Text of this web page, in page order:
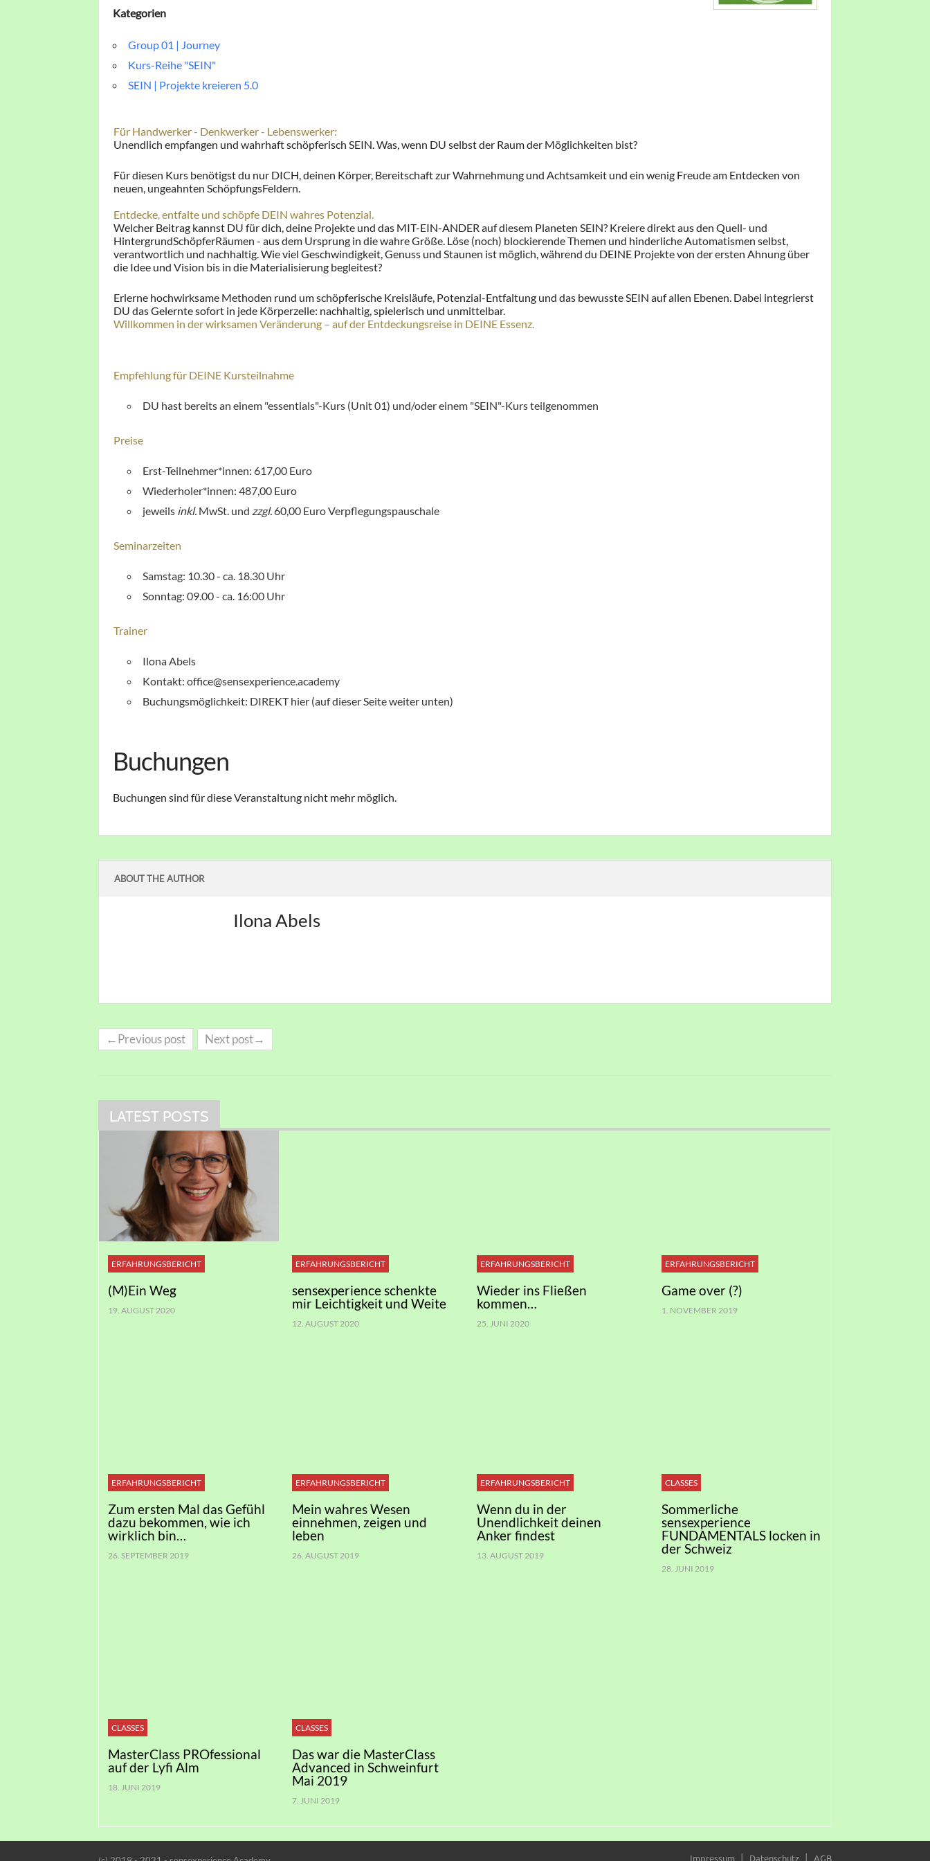
Kategorien
Group 01 | Journey
Kurs-Reihe "SEIN"
SEIN | Projekte kreieren 5.0
Für Handwerker - Denkwerker - Lebenswerker:
Unendlich empfangen und wahrhaft schöpferisch SEIN. Was, wenn DU selbst der Raum der Möglichkeiten bist?
Für diesen Kurs benötigst du nur DICH, deinen Körper, Bereitschaft zur Wahrnehmung und Achtsamkeit und ein wenig Freude am Entdecken von
neuen, ungeahnten SchöpfungsFeldern.
Entdecke, entfalte und schöpfe DEIN wahres Potenzial.
Welcher Beitrag kannst DU für dich, deine Projekte und das MIT-EIN-ANDER auf diesem Planeten SEIN? Kreiere direkt aus den Quell- und
HintergrundSchöpferRäumen - aus dem Ursprung in die wahre Größe. Löse (noch) blockierende Themen und hinderliche Automatismen selbst,
verantwortlich und nachhaltig. Wie viel Geschwindigkeit, Genuss und Staunen ist möglich, während du DEINE Projekte von der ersten Ahnung über
die Idee und Vision bis in die Materialisierung begleitest?
Erlerne hochwirksame Methoden rund um schöpferische Kreisläufe, Potenzial-Entfaltung und das bewusste SEIN auf allen Ebenen. Dabei integrierst
DU das Gelernte sofort in jede Körperzelle: nachhaltig, spielerisch und unmittelbar.
Willkommen in der wirksamen Veränderung – auf der Entdeckungsreise in DEINE Essenz.
Empfehlung für DEINE Kursteilnahme
DU hast bereits an einem "essentials"-Kurs (Unit 01) und/oder einem "SEIN"-Kurs teilgenommen
Preise
Erst-Teilnehmer*innen: 617,00 Euro
Wiederholer*innen: 487,00 Euro
jeweils inkl. MwSt. und zzgl. 60,00 Euro Verpflegungspauschale
Seminarzeiten
Samstag: 10.30 - ca. 18.30 Uhr
Sonntag: 09.00 - ca. 16:00 Uhr
Trainer
Ilona Abels
Kontakt: office@sensexperience.academy
Buchungsmöglichkeit: DIREKT hier (auf dieser Seite weiter unten)
Buchungen
Buchungen sind für diese Veranstaltung nicht mehr möglich.
ABOUT THE AUTHOR
Ilona Abels
←Previous post Next post→
LATEST POSTS
ERFAHRUNGSBERICHT
(M)Ein Weg
19. AUGUST 2020
ERFAHRUNGSBERICHT
sensexperience schenkte
mir Leichtigkeit und Weite
12. AUGUST 2020
ERFAHRUNGSBERICHT
Wieder ins Fließen
kommen…
25. JUNI 2020
ERFAHRUNGSBERICHT
Game over (?)
1. NOVEMBER 2019
ERFAHRUNGSBERICHT
Zum ersten Mal das Gefühl
dazu bekommen, wie ich
wirklich bin…
26. SEPTEMBER 2019
ERFAHRUNGSBERICHT
Mein wahres Wesen
einnehmen, zeigen und
leben
26. AUGUST 2019
ERFAHRUNGSBERICHT
Wenn du in der
Unendlichkeit deinen
Anker findest
13. AUGUST 2019
CLASSES
Sommerliche
sensexperience
FUNDAMENTALS locken in
der Schweiz
28. JUNI 2019
CLASSES
MasterClass PROfessional
auf der Lyfi Alm
18. JUNI 2019
CLASSES
Das war die MasterClass
Advanced in Schweinfurt
Mai 2019
7. JUNI 2019
Impressum Datenschutz AGB